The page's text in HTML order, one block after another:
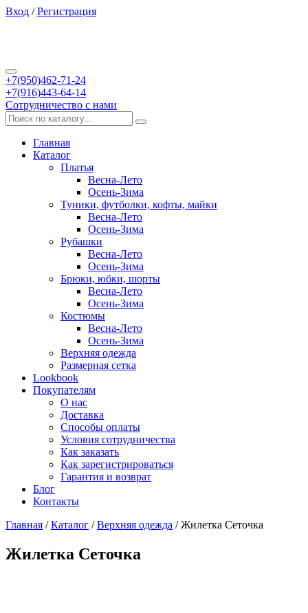
Вход /Регистрация
+7(950)462-71-24
+7(916)443-64-14
Сотрудничество с нами
Главная
Каталог
Платья
Весна-Лето
Осень-Зима
Туники, футболки, кофты, майки
Весна-Лето
Осень-Зима
Рубашки
Весна-Лето
Осень-Зима
Брюки, юбки, шорты
Весна-Лето
Осень-Зима
Костюмы
Весна-Лето
Осень-Зима
Верхняя одежда
Размерная сетка
Lookbook
Покупателям
О нас
Доставка
Способы оплаты
Условия сотрудничества
Как заказать
Как зарегистрироваться
Гарантия и возврат
Блог
Контакты
Главная /Каталог /Верхняя одежда /Жилетка Сеточка
Жилетка Сеточка